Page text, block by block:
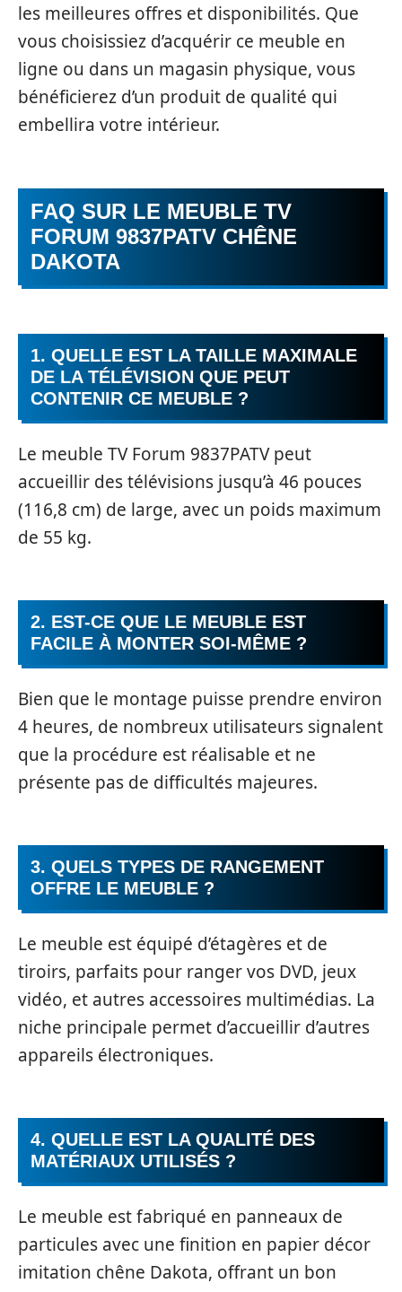
les meilleures offres et disponibilités. Que
vous choisissiez d’acquérir ce meuble en
ligne ou dans un magasin physique, vous
bénéficierez d’un produit de qualité qui
embellira votre intérieur.
FAQ SUR LE MEUBLE TV
FORUM 9837PATV CHÊNE
DAKOTA
1. QUELLE EST LA TAILLE MAXIMALE
DE LA TÉLÉVISION QUE PEUT
CONTENIR CE MEUBLE ?
Le meuble TV Forum 9837PATV peut
accueillir des télévisions jusqu’à 46 pouces
(116,8 cm) de large, avec un poids maximum
de 55 kg.
2. EST-CE QUE LE MEUBLE EST
FACILE À MONTER SOI-MÊME ?
Bien que le montage puisse prendre environ
4 heures, de nombreux utilisateurs signalent
que la procédure est réalisable et ne
présente pas de difficultés majeures.
3. QUELS TYPES DE RANGEMENT
OFFRE LE MEUBLE ?
Le meuble est équipé d’étagères et de
tiroirs, parfaits pour ranger vos DVD, jeux
vidéo, et autres accessoires multimédias. La
niche principale permet d’accueillir d’autres
appareils électroniques.
4. QUELLE EST LA QUALITÉ DES
MATÉRIAUX UTILISÉS ?
Le meuble est fabriqué en panneaux de
particules avec une finition en papier décor
imitation chêne Dakota, offrant un bon